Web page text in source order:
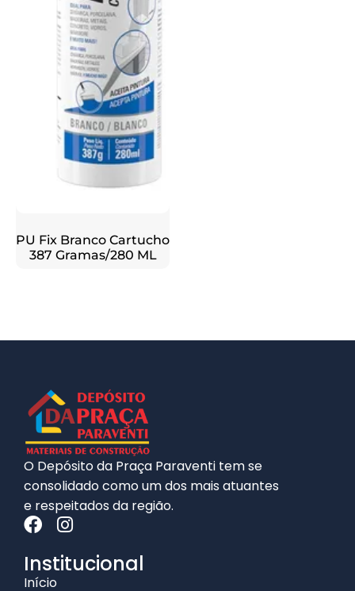
PU Fix Branco Cartucho
387 Gramas/280 ML
O Depósito da Praça Paraventi tem se
consolidado como um dos mais atuantes
e respeitados da região.
Institucional
Início